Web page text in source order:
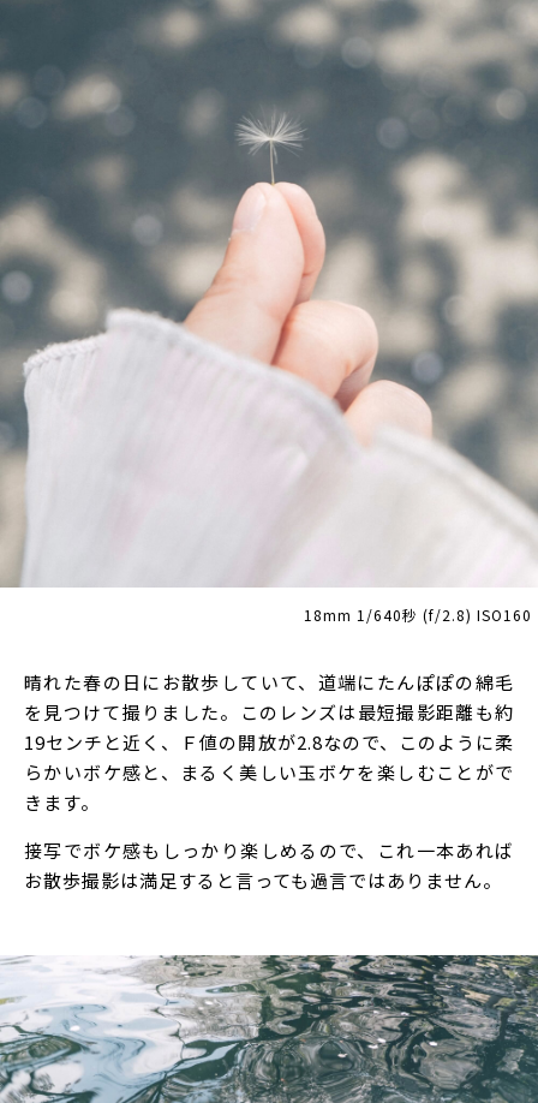
18mm 1/640秒 (f/2.8) ISO160
晴れた春の日にお散歩していて、道端にたんぽぽの綿毛
を見つけて撮りました。このレンズは最短撮影距離も約
19センチと近く、Ｆ値の開放が2.8なので、このように柔
らかいボケ感と、まるく美しい玉ボケを楽しむことがで
きます。
接写でボケ感もしっかり楽しめるので、これ一本あれば
お散歩撮影は満足すると言っても過言ではありません。